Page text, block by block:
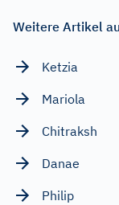
Weitere Artikel
Ketzia
Mariola
Chitraksh
Danae
Philip